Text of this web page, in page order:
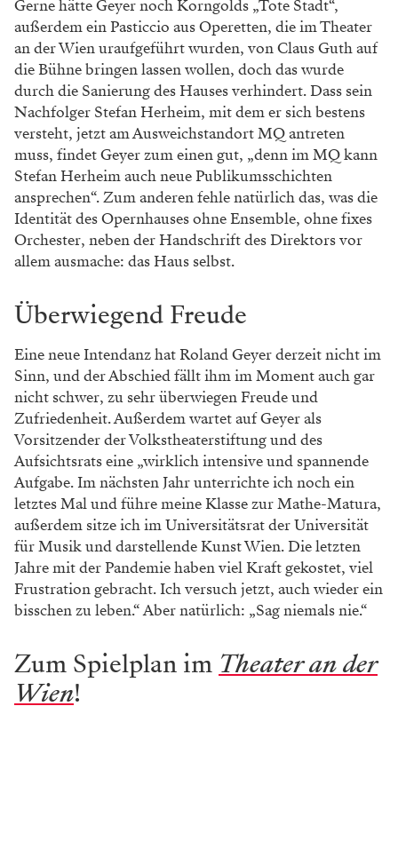
Gerne hätte Geyer noch Korngolds „Tote Stadt“,
außerdem ein Pasticcio aus Operetten, die im Theater
an der Wien uraufgeführt wurden, von Claus Guth auf
die Bühne bringen lassen wollen, doch das wurde
durch die Sanierung des Hauses verhindert. Dass sein
Nachfolger Stefan Herheim, mit dem er sich bestens
versteht, jetzt am Ausweichstandort MQ antreten
muss, findet Geyer zum einen gut, „denn im MQ kann
Stefan Herheim auch neue Publikumsschichten
ansprechen“. Zum anderen fehle natürlich das, was die
Identität des Opernhauses ohne Ensemble, ohne fixes
Orchester, neben der Handschrift des Direktors vor
allem ausmache: das Haus selbst.
Überwiegend Freude
Eine neue Intendanz hat Roland Geyer derzeit nicht im
Sinn, und der Abschied fällt ihm im Moment auch gar
nicht schwer, zu sehr überwiegen Freude und
Zufriedenheit. Außerdem wartet auf Geyer als
Vorsitzender der Volkstheaterstiftung und des
Aufsichtsrats eine „wirklich intensive und spannende
Aufgabe. Im nächsten Jahr unterrichte ich noch ein
letztes Mal und führe meine Klasse zur Mathe-Matura,
außerdem sitze ich im Universitätsrat der Universität
für Musik und darstellende Kunst Wien. Die letzten
Jahre mit der Pandemie haben viel Kraft gekostet, viel
Frustration gebracht. Ich versuch jetzt, auch wieder ein
bisschen zu leben.“ Aber natürlich: „Sag niemals nie.“
Zum Spielplan im Theater an der
Wien!